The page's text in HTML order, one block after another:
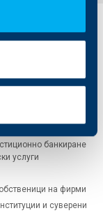
банкиране
услуги
на фирми
и суверени